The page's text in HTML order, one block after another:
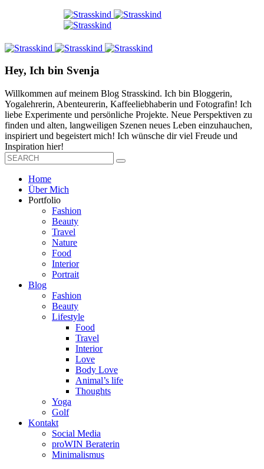
Hey, Ich bin Svenja
Willkommen auf meinem Blog Strasskind. Ich bin Bloggerin,
Yogalehrerin, Abenteurerin, Kaffeeliebhaberin und Fotografin! Ich
liebe Experimente und persönliche Projekte. Neue Perspektiven zu
finden und alten, langweiligen Szenen neues Leben einzuhauchen,
inspiriert und begeistert mich! Ich wünsche dir viel Freude und
Inspiration hier!
Home
Über Mich
Portfolio
Fashion
Beauty
Travel
Nature
Food
Interior
Portrait
Blog
Fashion
Beauty
Lifestyle
Food
Travel
Interior
Love
Body Love
Animal’s life
Thoughts
Yoga
Golf
Kontakt
Social Media
proWIN Beraterin
Minimalismus